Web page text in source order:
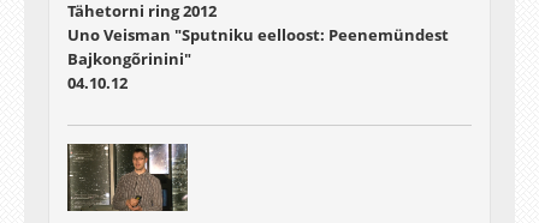
Tähetorni ring 2012
Uno Veisman "Sputniku eelloost: Peenemündest
Bajkongõrinini"
04.10.12